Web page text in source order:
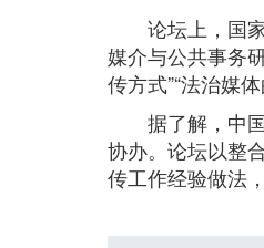
论坛上，国家
媒介与公共事务
传方式”“法治媒
据了解，中国
协办。论坛以整
传工作经验做法